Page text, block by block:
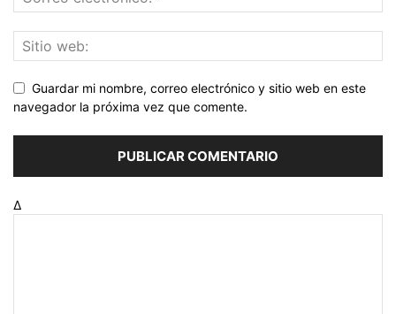
Guardar mi nombre, correo electrónico y sitio web en este
navegador la próxima vez que comente.
Δ